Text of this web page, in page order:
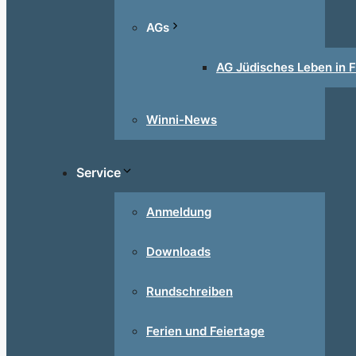
AGs
AG Jüdisches Leben in
Winni-News
Service
Anmeldung
Downloads
Rundschreiben
Ferien und Feiertage